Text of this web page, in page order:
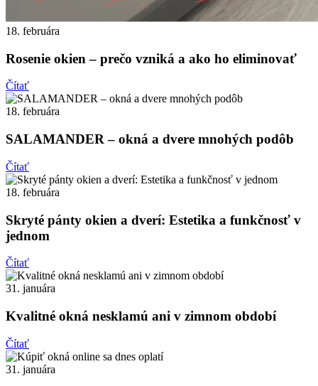
18. februára
Rosenie okien – prečo vzniká a ako ho eliminovať
Čítať
18. februára
SALAMANDER – okná a dvere mnohých podôb
Čítať
18. februára
Skryté pánty okien a dverí: Estetika a funkčnosť v
jednom
Čítať
31. januára
Kvalitné okná nesklamú ani v zimnom období
Čítať
31. januára